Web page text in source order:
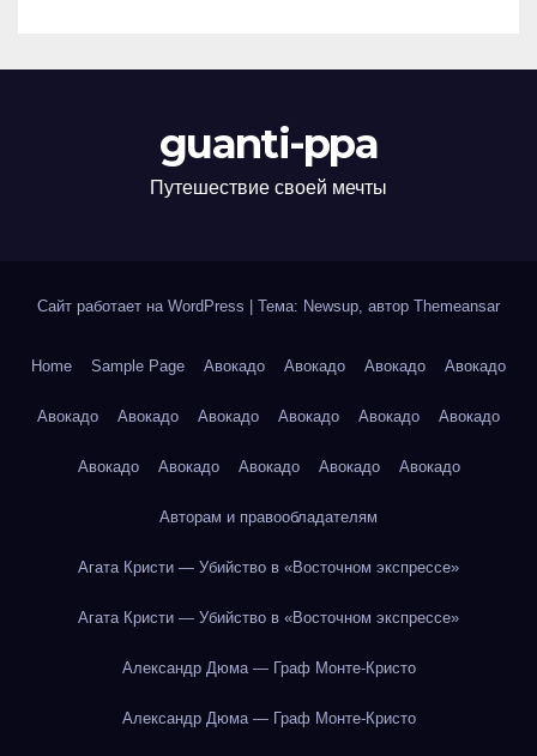
guanti-ppa
Путешествие своей мечты
Сайт работает на WordPress Тема: Newsup, автор Themeansar
Home Sample Page Авокадо Авокадо Авокадо Авокадо
Авокадо Авокадо Авокадо Авокадо Авокадо Авокадо
Авокадо Авокадо Авокадо Авокадо Авокадо
Авторам и правообладателям
Агата Кристи — Убийство в «Восточном экспрессе»
Агата Кристи — Убийство в «Восточном экспрессе»
Александр Дюма — Граф Монте-Кристо
Александр Дюма — Граф Монте-Кристо